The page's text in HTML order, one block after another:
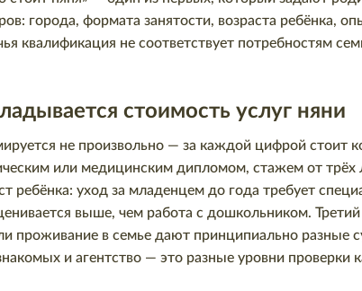
города, формата занятости, возраста ребёнка,
квалификация не соответствует потребностям
стоимость услуг няни
не произвольно — за каждой цифрой стоит
или медицинским дипломом, стажем от
ребёнка: уход за младенцем до года требует
выше, чем работа с дошкольником.
проживание в семье дают принципиально разные
и агентство — это разные уровни проверки